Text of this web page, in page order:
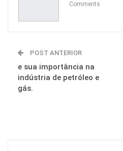
Comments
POST ANTERIOR
e sua importância na
indústria de petróleo e
gás.